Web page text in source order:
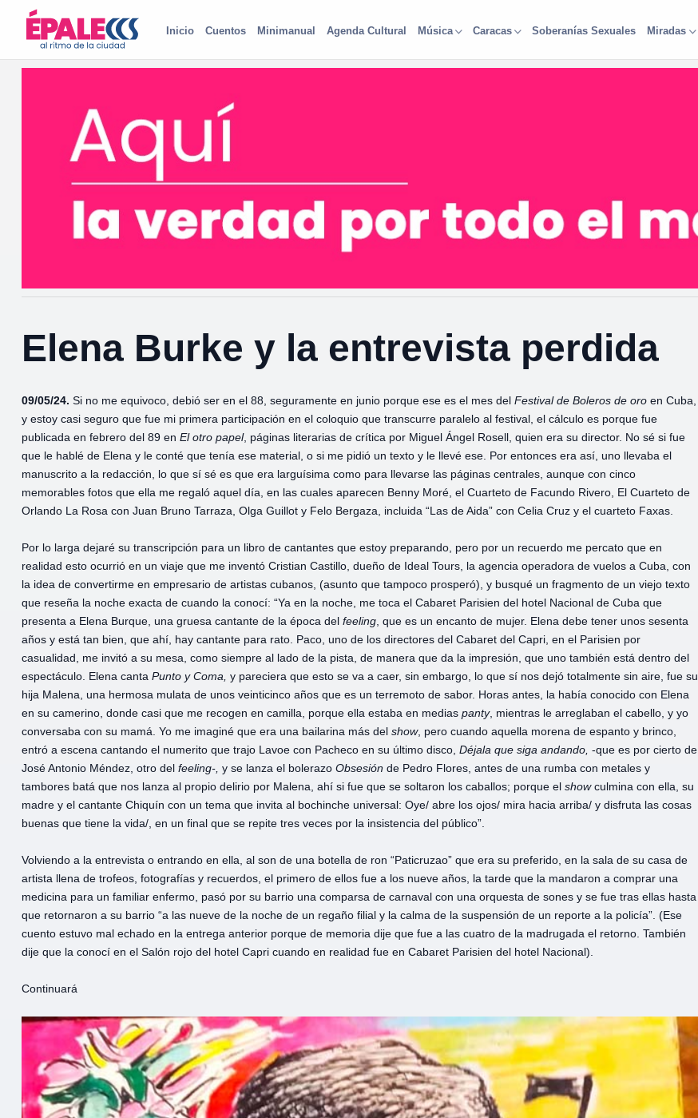
Inicio Cuentos Minimanual Agenda Cultural Música Caracas Soberanías Sexuales Miradas
Elena Burke y la entrevista perdida
09/05/24. Si no me equivoco, debió ser en el 88, seguramente en junio porque ese es el mes del Festival de Boleros de oro en Cuba,
y estoy casi seguro que fue mi primera participación en el coloquio que transcurre paralelo al festival, el cálculo es porque fue
publicada en febrero del 89 en El otro papel, páginas literarias de crítica por Miguel Ángel Rosell, quien era su director. No sé si fue
que le hablé de Elena y le conté que tenía ese material, o si me pidió un texto y le llevé ese. Por entonces era así, uno llevaba el
manuscrito a la redacción, lo que sí sé es que era larguísima como para llevarse las páginas centrales, aunque con cinco
memorables fotos que ella me regaló aquel día, en las cuales aparecen Benny Moré, el Cuarteto de Facundo Rivero, El Cuarteto de
Orlando La Rosa con Juan Bruno Tarraza, Olga Guillot y Felo Bergaza, incluida “Las de Aida” con Celia Cruz y el cuarteto Faxas.
Por lo larga dejaré su transcripción para un libro de cantantes que estoy preparando, pero por un recuerdo me percato que en
realidad esto ocurrió en un viaje que me inventó Cristian Castillo, dueño de Ideal Tours, la agencia operadora de vuelos a Cuba, con
la idea de convertirme en empresario de artistas cubanos, (asunto que tampoco prosperó), y busqué un fragmento de un viejo texto
que reseña la noche exacta de cuando la conocí: “Ya en la noche, me toca el Cabaret Parisien del hotel Nacional de Cuba que
presenta a Elena Burque, una gruesa cantante de la época del feeling , que es un encanto de mujer. Elena debe tener unos sesenta
años y está tan bien, que ahí, hay cantante para rato. Paco, uno de los directores del Cabaret del Capri, en el Parisien por
casualidad, me invitó a su mesa, como siempre al lado de la pista, de manera que da la impresión, que uno también está dentro del
espectáculo. Elena canta Punto y Coma, y pareciera que esto se va a caer, sin embargo, lo que sí nos dejó totalmente sin aire, fue su
hija Malena, una hermosa mulata de unos veinticinco años que es un terremoto de sabor. Horas antes, la había conocido con Elena
en su camerino, donde casi que me recogen en camilla, porque ella estaba en medias panty, mientras le arreglaban el cabello, y yo
conversaba con su mamá. Yo me imaginé que era una bailarina más del show, pero cuando aquella morena de espanto y brinco,
entró a escena cantando el numerito que trajo Lavoe con Pacheco en su último disco, Déjala que siga andando, -que es por cierto de
José Antonio Méndez, otro del feeling-, y se lanza el bolerazo Obsesión de Pedro Flores, antes de una rumba con metales y
tambores batá que nos lanza al propio delirio por Malena, ahí si fue que se soltaron los caballos; porque el showculmina con ella, su
madre y el cantante Chiquín con un tema que invita al bochinche universal: Oye/ abre los ojos/ mira hacia arriba/ y disfruta las cosas
buenas que tiene la vida/, en un final que se repite tres veces por la insistencia del público”.
Volviendo a la entrevista o entrando en ella, al son de una botella de ron “Paticruzao” que era su preferido, en la sala de su casa de
artista llena de trofeos, fotografías y recuerdos, el primero de ellos fue a los nueve años, la tarde que la mandaron a comprar una
medicina para un familiar enfermo, pasó por su barrio una comparsa de carnaval con una orquesta de sones y se fue tras ellas hasta
que retornaron a su barrio “a las nueve de la noche de un regaño filial y la calma de la suspensión de un reporte a la policía”. (Ese
cuento estuvo mal echado en la entrega anterior porque de memoria dije que fue a las cuatro de la madrugada el retorno. También
dije que la conocí en el Salón rojo del hotel Capri cuando en realidad fue en Cabaret Parisien del hotel Nacional).
Continuará